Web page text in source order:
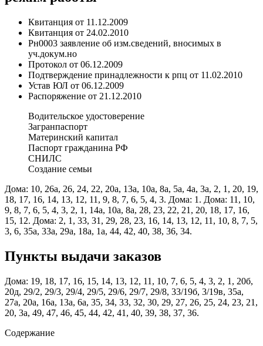
Квитанция от 11.12.2009
Квитанция от 24.02.2010
Рн0003 заявление об изм.сведений, вносимых в
уч.докум.но
Протокол от 06.12.2009
Подтверждение принадлежности к рпц от 11.02.2010
Устав ЮЛ от 06.12.2009
Распоряжение от 21.12.2010
Водительское удостоверение
Загранпаспорт
Материнский капитал
Паспорт гражданина РФ
СНИЛС
Создание семьи
Дома: 10, 26а, 26, 24, 22, 20а, 13а, 10а, 8а, 5а, 4а, 3а, 2, 1, 20, 19,
18, 17, 16, 14, 13, 12, 11, 9, 8, 7, 6, 5, 4, 3. Дома: 1. Дома: 11, 10,
9, 8, 7, 6, 5, 4, 3, 2, 1, 14а, 10а, 8а, 28, 23, 22, 21, 20, 18, 17, 16,
15, 12. Дома: 2, 1, 33, 31, 29, 28, 23, 16, 14, 13, 12, 11, 10, 8, 7, 5,
3, 6, 35а, 33а, 29а, 18а, 1а, 44, 42, 40, 38, 36, 34.
Пункты выдачи заказов
Дома: 19, 18, 17, 16, 15, 14, 13, 12, 11, 10, 7, 6, 5, 4, 3, 2, 1, 20б,
20д, 29/2, 29/3, 29/4, 29/5, 29/6, 29/7, 29/8, 33/19б, 3/19в, 35а,
27а, 20а, 16а, 13а, 6а, 35, 34, 33, 32, 30, 29, 27, 26, 25, 24, 23, 21,
20, 3а, 49, 47, 46, 45, 44, 42, 41, 40, 39, 38, 37, 36.
Содержание